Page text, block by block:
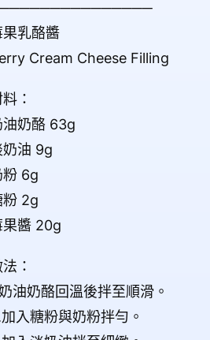
果乳酪醬
Cream Cheese Filling
：
油奶酪 63g
奶油 9g
粉 6g
粉 2g
果醬 20g
：
油奶酪回溫後拌至順滑。
入糖粉與奶粉拌勻。